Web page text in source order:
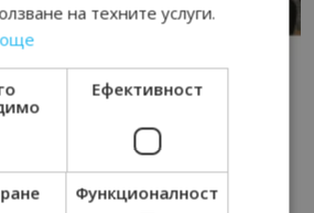
на техните услуги.
Ефективност
Функционалност